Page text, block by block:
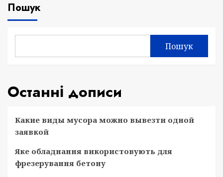
Пошук
Пошук
Останні дописи
Какие виды мусора можно вывезти одной
заявкой
Яке обладнання використовують для
фрезерування бетону